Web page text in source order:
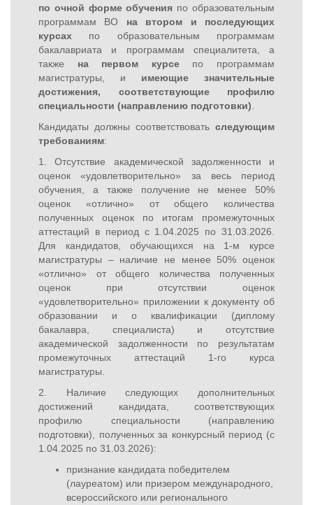
по очной форме обучения по образовательным
программам ВО на втором и последующих
курсах по образовательным программам
бакалавриата и программам специалитета, а
также на первом курсе по программам
магистратуры, и имеющие значительные
достижения, соответствующие профилю
специальности (направлению подготовки)
Кандидаты должны соответствовать следующим
требованиям:
1. Отсутствие академической задолженности и
оценок «удовлетворительно» за весь период
обучения, а также получение не менее 50%
оценок «отлично» от общего количества
полученных оценок по итогам промежуточных
аттестаций в период с 1.04.2025 по 31.03.2026.
Для кандидатов, обучающихся на 1-м курсе
магистратуры – наличие не менее 50% оценок
«отлично» от общего количества полученных
оценок при отсутствии оценок
«удовлетворительно» приложении к документу об
образовании и о квалификации (диплому
бакалавра, специалиста) и отсутствие
академической задолженности по результатам
промежуточных аттестаций 1-го курса
магистратуры.
2. Наличие следующих дополнительных
достижений кандидата, соответствующих
профилю специальности (направлению
подготовки), полученных за конкурсный период (с
1.04.2025 по 31.03.2026):
признание кандидата победителем
(лауреатом) или призером международного,
всероссийского или регионального